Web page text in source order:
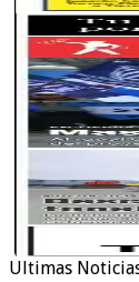
Ultimas